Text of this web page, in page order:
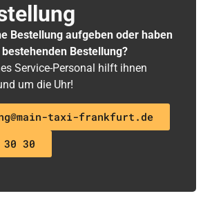
Bestellung aufgeben oder haben
Bestellung?
Service-Personal hilft ihnen
um die Uhr!
taxi-frankfurt.de
30